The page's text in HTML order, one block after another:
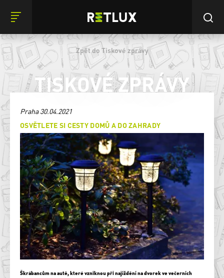
Zpět do Tiskové zprávy
TISKOVÉ ZPRÁVY
Praha 30.04.2021
OSVĚTLETE SI CESTY DOMŮ A DO ZAHRADY
Škrábancům na autě, které vzniknou při najíždění na dvorek ve večerních